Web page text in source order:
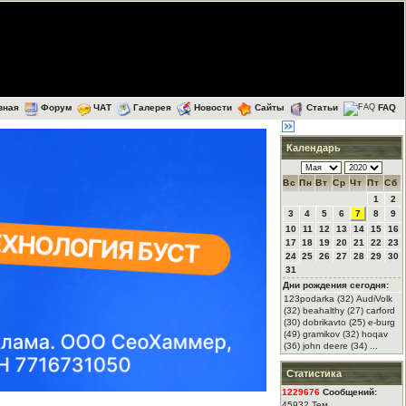
Форум ЧАТ Галерея Новости Сайты Статьи FAQ
Календарь
Вс Пн Вт Ср Чт Пт Сб
1
2
3
4 5 6 7 8
9
10
11 12 13 14 15
16
17 18 19 20 21 22
23
24 25 26 27 28 29
30
31
Дни рождения сегодня:
123podarka (32) AudiVolk
(32) beahalthy (27) carford
(30) dobrikavto (25) e-burg
(49) gramikov (32) hoqav
(36) john deere (34) ...
Статистика
1229676 Сообщений: